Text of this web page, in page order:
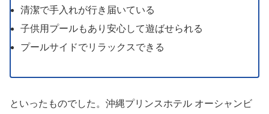
清潔で手入れが行き届いている
子供用プールもあり安心して遊ばせられる
プールサイドでリラックスできる
といったものでした。沖縄プリンスホテル オーシャンビ